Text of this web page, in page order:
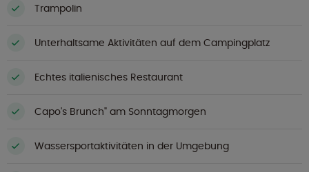
Trampolin
Unterhaltsame Aktivitäten auf dem Campingplatz
Echtes italienisches Restaurant
Capo's Brunch" am Sonntagmorgen
Wassersportaktivitäten in der Umgebung